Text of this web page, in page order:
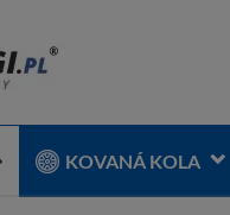
KOVANÁ KOLA